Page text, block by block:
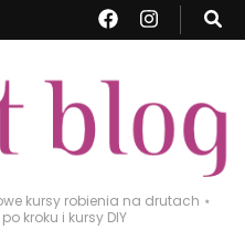
kursy robienia na drutach ⋆
kroku i kursy DIY